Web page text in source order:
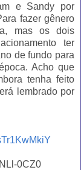
e Sandy por
fazer gênero
mas os dois
ter
de fundo para
Acho que
tenha feito
lembrado por
0CZ0